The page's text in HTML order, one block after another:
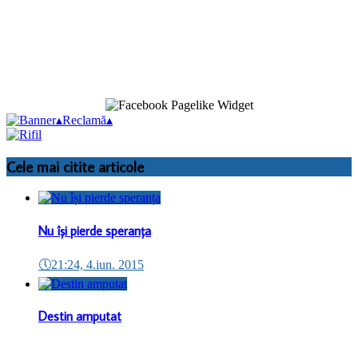
▴Reclamă▴
Cele mai citite articole
Nu își pierde speranța
🕔21:24, 4.iun. 2015
Destin amputat